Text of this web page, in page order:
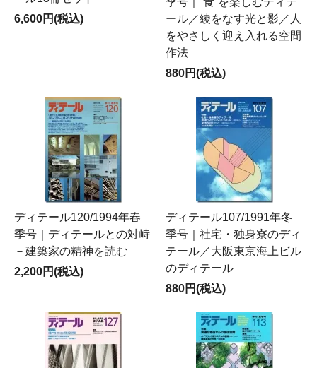
6,600円(税込)
ール／綾をなす光と影／人
をやさしく迎え入れる空間
作法
880円(税込)
ディテール120/1994年春
季号｜ディテールとの対峙
－建築家の精神を読む
2,200円(税込)
ディテール107/1991年冬
季号｜社宅・独身寮のディ
テール／大阪東京海上ビル
のディテール
880円(税込)